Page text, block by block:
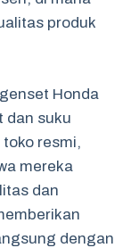
produk
Honda
dan suku
resmi,
mereka
dan
dengan